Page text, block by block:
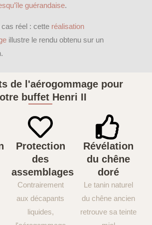
guérandaise.
réel : cette réalisation
illustre le rendu obtenu sur un
de l'aérogommage pour
buffet Henri II
Protection
des
assemblages
Contrairement
aux décapants
liquides,
Révélation
du chêne
doré
Le tanin naturel
du chêne ancien
retrouve sa teinte